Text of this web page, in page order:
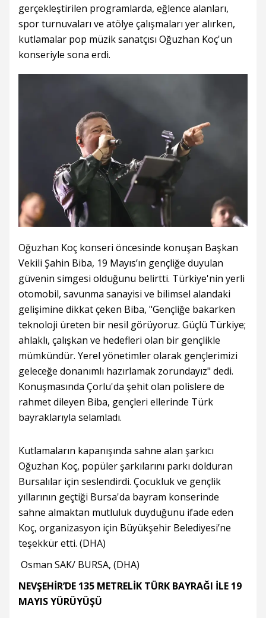
gerçekleştirilen programlarda, eğlence alanları,
spor turnuvaları ve atölye çalışmaları yer alırken,
kutlamalar pop müzik sanatçısı Oğuzhan Koç'un
konseriyle sona erdi.
Oğuzhan Koç konseri öncesinde konuşan Başkan
Vekili Şahin Biba, 19 Mayıs’ın gençliğe duyulan
güvenin simgesi olduğunu belirtti. Türkiye'nin yerli
otomobil, savunma sanayisi ve bilimsel alandaki
gelişimine dikkat çeken Biba, "Gençliğe bakarken
teknoloji üreten bir nesil görüyoruz. Güçlü Türkiye;
ahlaklı, çalışkan ve hedefleri olan bir gençlikle
mümkündür. Yerel yönetimler olarak gençlerimizi
geleceğe donanımlı hazırlamak zorundayız" dedi.
Konuşmasında Çorlu'da şehit olan polislere de
rahmet dileyen Biba, gençleri ellerinde Türk
bayraklarıyla selamladı.
Kutlamaların kapanışında sahne alan şarkıcı
Oğuzhan Koç, popüler şarkılarını parkı dolduran
Bursalılar için seslendirdi. Çocukluk ve gençlik
yıllarının geçtiği Bursa'da bayram konserinde
sahne almaktan mutluluk duyduğunu ifade eden
Koç, organizasyon için Büyükşehir Belediyesi’ne
teşekkür etti. (DHA)
Osman SAK/ BURSA, (DHA)
NEVŞEHİR’DE 135 METRELİK TÜRK BAYRAĞI İLE 19
MAYIS YÜRÜYÜŞÜ